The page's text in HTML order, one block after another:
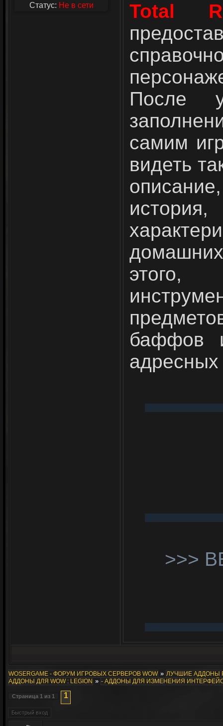
Статус: Не в сети
Total
После
самим
видеть
этого,
баффов
адресных
>>>
WOSERGAME - ФОРУМ ИГРОВЫХ СЕРВЕРОВ WOW » ЛУЧШИЕ АДДОНЫ
АДДОНЫ ДЛЯ WOW : LEGION » - АДДОНЫ ДЛЯ ИЗМЕНЕНИЯ
Страница 1 из 1 1